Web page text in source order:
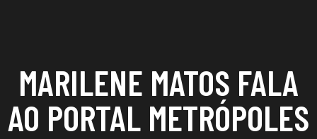
MARILENE MATOS FALA
AO PORTAL METRÓPOLES